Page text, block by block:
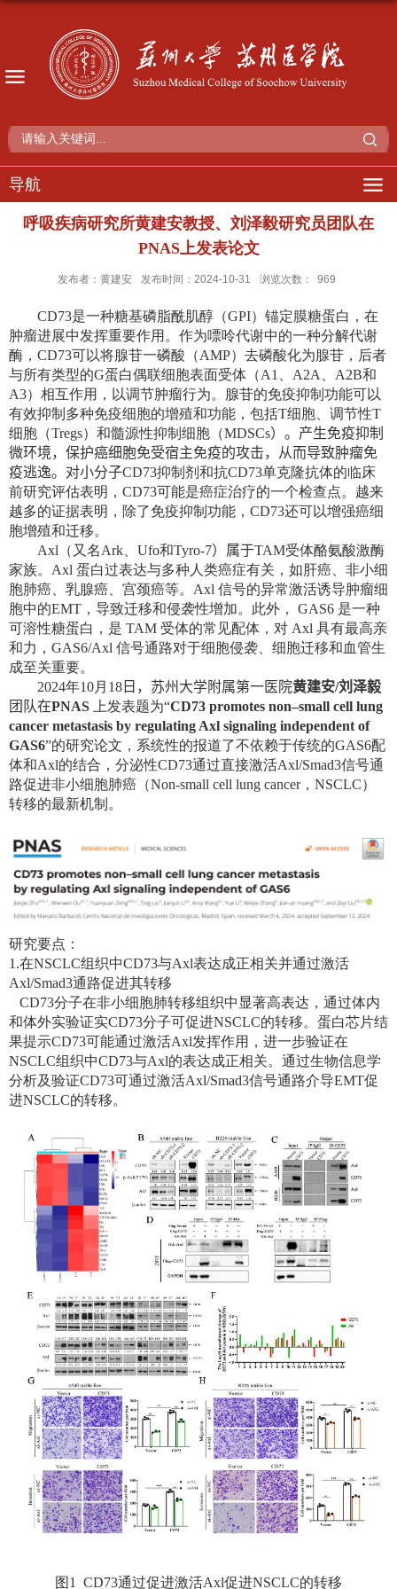
导航
呼吸疾病研究所黄建安教授、刘泽毅研究员团队在
PNAS上发表论文
发布者：黄建安 发布时间：2024-10-31 浏览次数： 969
CD73是一种糖基磷脂酰肌醇（GPI）锚定膜糖蛋白，在
肿瘤进展中发挥重要作用。作为嘌呤代谢中的一种分解代谢
酶， CD73可以将腺苷一磷酸（AMP）去磷酸化为腺苷，后者
与所有类型的G蛋白偶联细胞表面受体（A1 A2A A2B和
A3）相互作用，以调节肿瘤行为。腺苷的免疫抑制功能可以
有效抑制多种免疫细胞的增殖和功能，包括T细胞、调节性T
细胞（Tregs）和髓源性抑制细胞（MDSCs）。产生免疫抑制
微环境，保护癌细胞免受宿主免疫的攻击，从而导致肿瘤免
疫逃逸。 对小分子CD73抑制剂和抗CD73单克隆抗体的临床
前研究评估表明， CD73可能是癌症治疗的一个检查点。越来
越多的证据表明，除了免疫抑制功能， CD73还可以增强癌细
胞增殖和迁移。
Axl （又名Ark、 Ufo和Tyro-7） 属于TAM受体酪氨酸激酶
家族。 Axl 蛋白过表达与多种人类癌症有关，如肝癌、非小细
胞肺癌、乳腺癌、宫颈癌等。 Axl 信号的异常激活诱导肿瘤细
胞中的EMT ，导致迁移和侵袭性增加。此外， GAS6 是一种
可溶性糖蛋白，是 TAM 受体的常见配体，对 Axl 具有最高亲
和力， GAS6/Axl 信号通路对于细胞侵袭、细胞迁移和血管生
成至关重要。
2024年10月 18日，苏州大学附属第一医院黄建安/刘泽毅
团队在PNAS 上发表题为“CD73 promotes non–small cell lung
cancer metastasis by regulating Axl signaling independent of
GAS6”的研究论文，系统性的报道了不依赖于传统的GAS6配
体和Axl的结合，分泌性CD73通过直接激活Axl/Smad3信号通
路促进非小细胞肺癌（Non-small cell lung cancer， NSCLC）
转移的最新机制。
研究要点：
1.在NSCLC组织中CD73与Axl表达成正相关并通过激活
Axl/Smad3通路促进其转移
CD73分子在非小细胞肺转移组织中显著高表达，通过体内
和体外实验证实CD73分子可促进NSCLC的转移。蛋白芯片结
果提示CD73可能通过激活Axl发挥作用，进一步验证在
NSCLC组织中CD73与Axl的表达成正相关。通过生物信息学
分析及验证CD73可通过激活Axl/Smad3信号通路介导EMT促
进NSCLC的转移。
图 1 CD73通过促进激活Axl促进NSCLC的转移